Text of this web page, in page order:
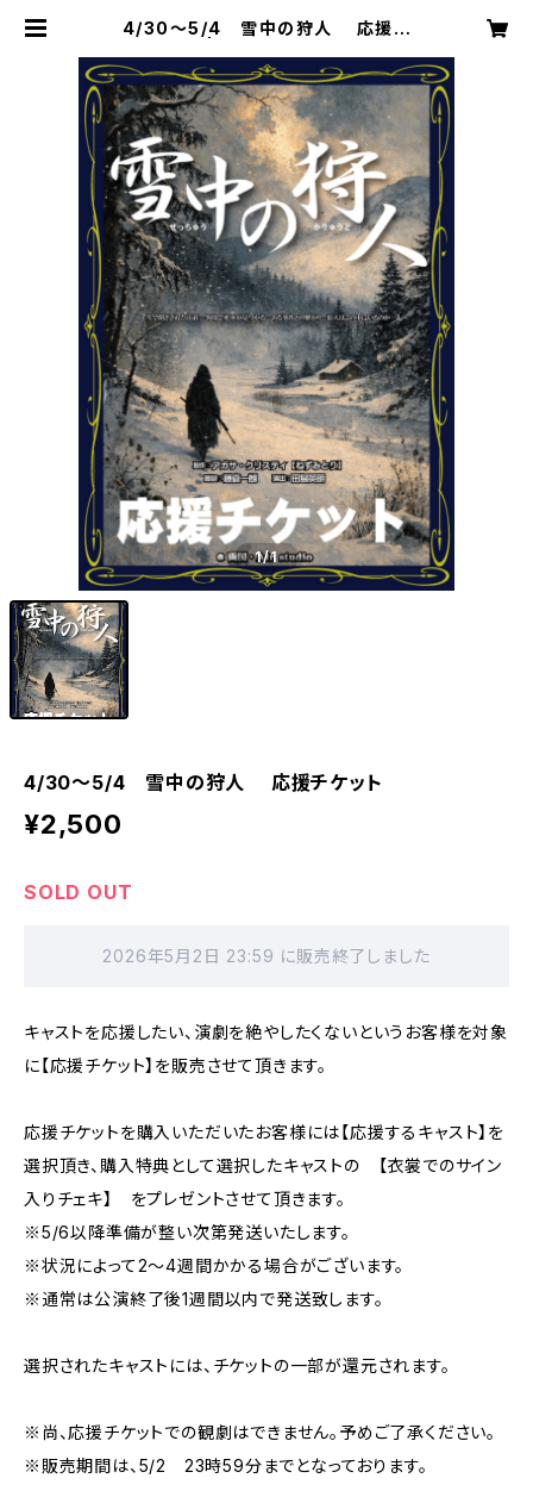
4/30～5/4 雪中の狩人 応援チ
1/1
4/30～5/4 雪中の狩人 応援チケット
¥2,500
SOLD OUT
2026年5月2日 23:59 に販売終了しました
キャストを応援したい、演劇を絶やしたくないというお客様を対象
に【応援チケット】を販売させて頂きます。
応援チケットを購入いただいたお客様には【応援するキャスト】を
選択頂き、購入特典として選択したキャストの 【衣裳でのサイン
入りチェキ】 をプレゼントさせて頂きます。
※5/6以降準備が整い次第発送いたします。
※状況によって2～4週間かかる場合がございます。
※通常は公演終了後1週間以内で発送致します。
選択されたキャストには、チケットの一部が還元されます。
※尚、応援チケットでの観劇はできません。予めご了承ください。
※販売期間は、5/2 23時59分までとなっております。